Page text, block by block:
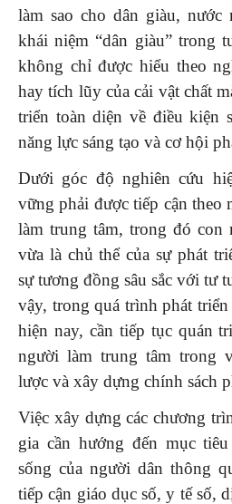
làm sao cho dân giàu, nước
khái niệm “dân giàu” trong
không chỉ được hiểu theo
hay tích lũy của cải vật chất
triển toàn diện về điều kiện
năng lực sáng tạo và cơ hội
Dưới góc độ nghiên cứu
vững phải được tiếp cận theo
làm trung tâm, trong đó con
vừa là chủ thể của sự phát
sự tương đồng sâu sắc với tư
vậy, trong quá trình phát
hiện nay, cần tiếp tục quán
người làm trung tâm trong
lược và xây dựng chính sách
Việc xây dựng các chương
gia cần hướng đến mục
sống của người dân thông
tiếp cận giáo dục số, y tế số,